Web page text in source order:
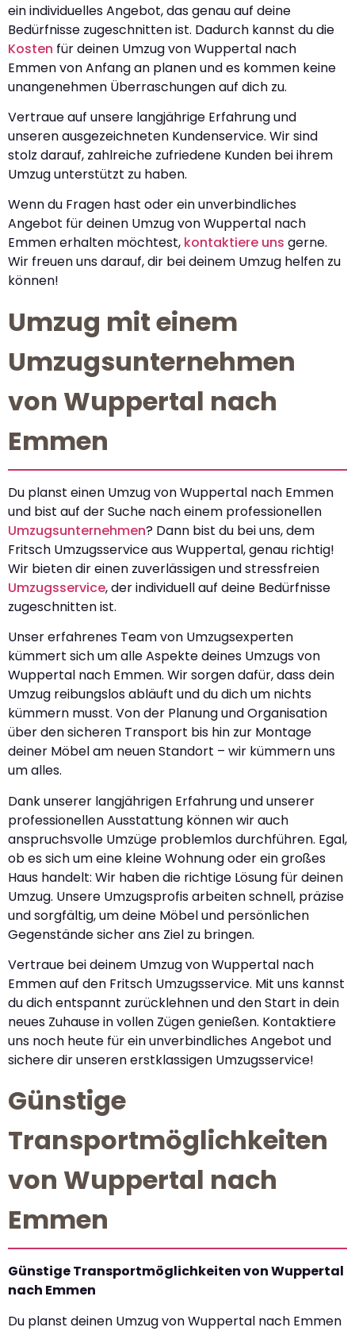
ein individuelles Angebot, das genau auf deine
Bedürfnisse zugeschnitten ist. Dadurch kannst du die
Kosten für deinen Umzug von Wuppertal nach
Emmen von Anfang an planen und es kommen keine
unangenehmen Überraschungen auf dich zu.
Vertraue auf unsere langjährige Erfahrung und
unseren ausgezeichneten Kundenservice. Wir sind
stolz darauf, zahlreiche zufriedene Kunden bei ihrem
Umzug unterstützt zu haben.
Wenn du Fragen hast oder ein unverbindliches
Angebot für deinen Umzug von Wuppertal nach
Emmen erhalten möchtest, kontaktiere uns gerne.
Wir freuen uns darauf, dir bei deinem Umzug helfen zu
können!
Umzug mit einem
Umzugsunternehmen
von Wuppertal nach
Emmen
Du planst einen Umzug von Wuppertal nach Emmen
und bist auf der Suche nach einem professionellen
Umzugsunternehmen? Dann bist du bei uns, dem
Fritsch Umzugsservice aus Wuppertal, genau richtig!
Wir bieten dir einen zuverlässigen und stressfreien
Umzugsservice, der individuell auf deine Bedürfnisse
zugeschnitten ist.
Unser erfahrenes Team von Umzugsexperten
kümmert sich um alle Aspekte deines Umzugs von
Wuppertal nach Emmen. Wir sorgen dafür, dass dein
Umzug reibungslos abläuft und du dich um nichts
kümmern musst. Von der Planung und Organisation
über den sicheren Transport bis hin zur Montage
deiner Möbel am neuen Standort – wir kümmern uns
um alles.
Dank unserer langjährigen Erfahrung und unserer
professionellen Ausstattung können wir auch
anspruchsvolle Umzüge problemlos durchführen. Egal,
ob es sich um eine kleine Wohnung oder ein großes
Haus handelt: Wir haben die richtige Lösung für deinen
Umzug. Unsere Umzugsprofis arbeiten schnell, präzise
und sorgfältig, um deine Möbel und persönlichen
Gegenstände sicher ans Ziel zu bringen.
Vertraue bei deinem Umzug von Wuppertal nach
Emmen auf den Fritsch Umzugsservice. Mit uns kannst
du dich entspannt zurücklehnen und den Start in dein
neues Zuhause in vollen Zügen genießen. Kontaktiere
uns noch heute für ein unverbindliches Angebot und
sichere dir unseren erstklassigen Umzugsservice!
Günstige
Transportmöglichkeiten
von Wuppertal nach
Emmen
Günstige Transportmöglichkeiten von Wuppertal
nach Emmen
Du planst deinen Umzug von Wuppertal nach Emmen